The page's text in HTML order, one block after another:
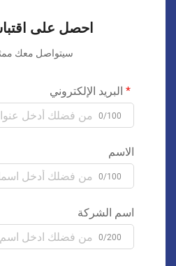
احصل على
سيتواصل معك
البريد الإلكتروني
0/100
الاسم
0/100
اسم الشركة
0/200